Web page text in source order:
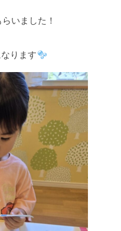
いました！
ります